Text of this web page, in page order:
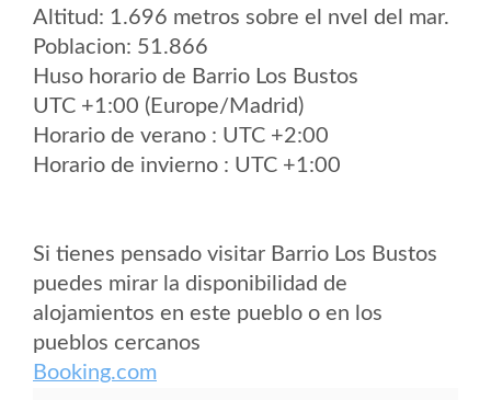
Altitud: 1.696 metros sobre el nvel del mar.
Poblacion: 51.866
Huso horario de Barrio Los Bustos
UTC +1:00 (Europe/Madrid)
Horario de verano : UTC +2:00
Horario de invierno : UTC +1:00
Si tienes pensado visitar Barrio Los Bustos
puedes mirar la disponibilidad de
alojamientos en este pueblo o en los
pueblos cercanos
Booking.com